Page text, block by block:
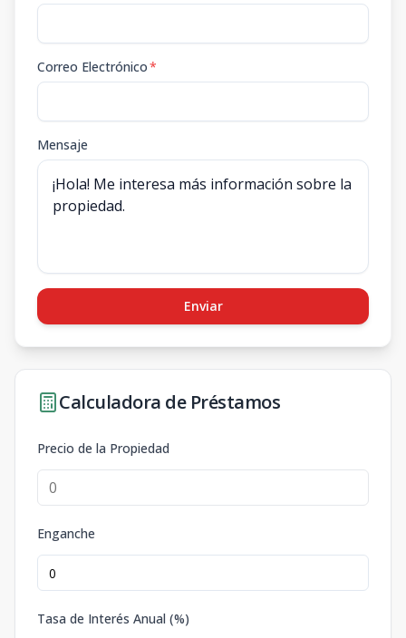
Correo Electrónico*
Mensaje
Enviar
Calculadora de Préstamos
Precio de la Propiedad
Enganche
Tasa de Interés Anual (%)